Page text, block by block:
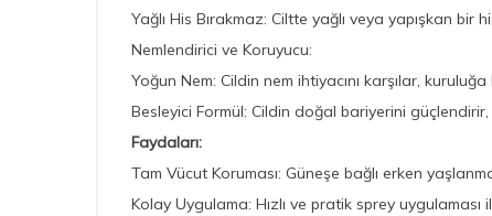
Yağlı His Bırakmaz: Ciltte yağlı veya yapışkan bir
Nemlendirici ve Koruyucu:
Yoğun Nem: Cildin nem ihtiyacını karşılar, kuruluğa
Besleyici Formül: Cildin doğal bariyerini güçlendirir,
Faydaları:
Tam Vücut Koruması: Güneşe bağlı erken
Kolay Uygulama: Hızlı ve pratik sprey uygulaması